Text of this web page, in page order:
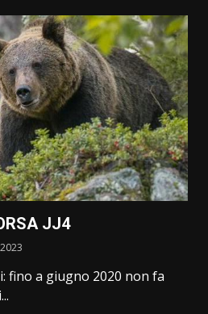
JJ4
fino a giugno 2020 non fa